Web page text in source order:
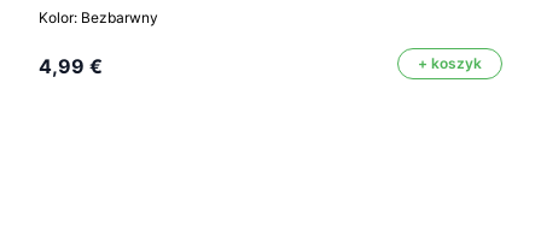
Kolor: Bezbarwny
4,99 € + koszyk